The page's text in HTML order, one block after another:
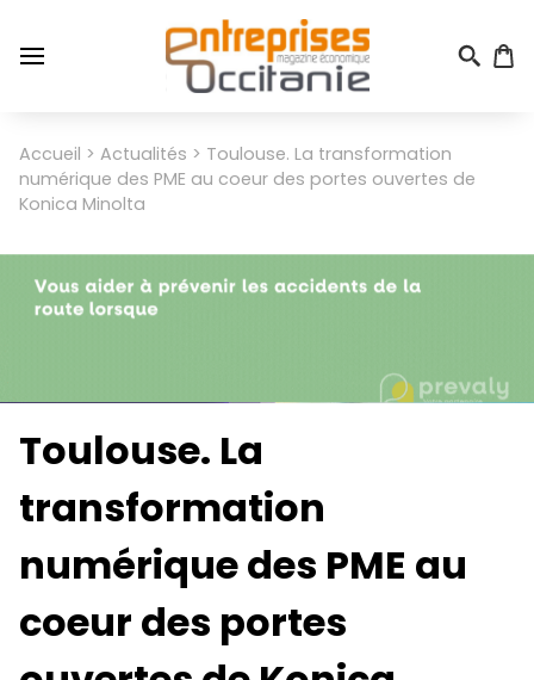
au
contenu
Menu
du
compte
l'utilisateur
Fil
d'Ariane
Accueil Actualités
Toulouse. La transformation
numérique des PME au coeur des portes ouvertes de
Konica Minolta
Toulouse. La
transformation
numérique des PME au
coeur des portes